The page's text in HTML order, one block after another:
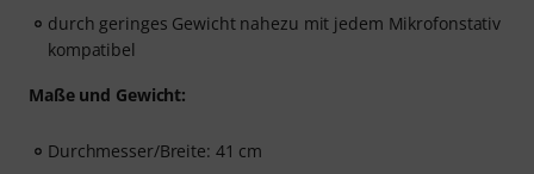
durch geringes Gewicht nahezu mit jedem Mikrofonstativ
kompatibel
Maße und Gewicht:
Durchmesser/Breite: 41 cm